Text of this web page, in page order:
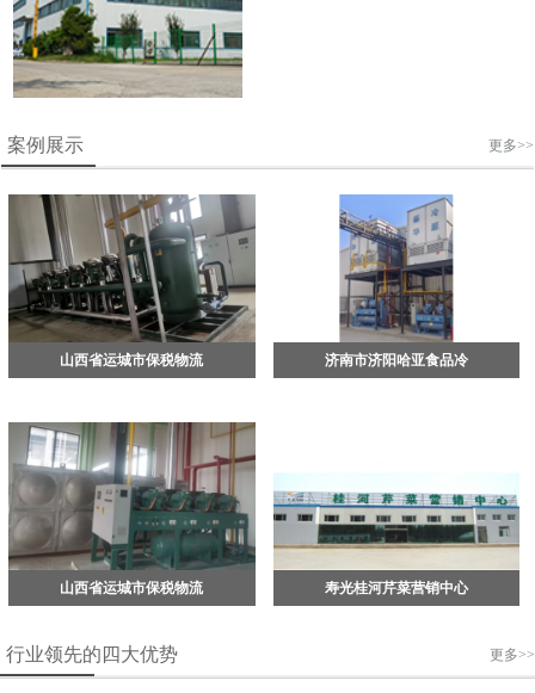
案例展示 更多>>
山西省运城市保税物流 济南市济阳哈亚食品冷
山西省运城市保税物流 寿光桂河芹菜营销中心
行业领先的四大优势 更多>>